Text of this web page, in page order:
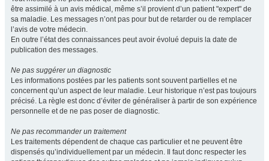
être assimilé à un avis médical, même s’il provient d’un patient "expert" de
sa maladie. Les messages n’ont pas pour but de retarder ou de remplacer
l’avis de votre médecin.
En outre l’état des connaissances peut avoir évolué depuis la date de
publication des messages.
Ne pas suggérer un diagnostic
Les informations postées par les patients sont souvent partielles et ne
concernent qu’un aspect de leur maladie. Leur historique n’est pas toujours
précisé. La règle est donc d’éviter de généraliser à partir de son expérience
personnelle et de ne pas poser de diagnostic.
Ne pas recommander un traitement
Les traitements dépendent de chaque cas particulier et ne peuvent être
dispensés qu’individuellement par un médecin. Il faut donc respecter les